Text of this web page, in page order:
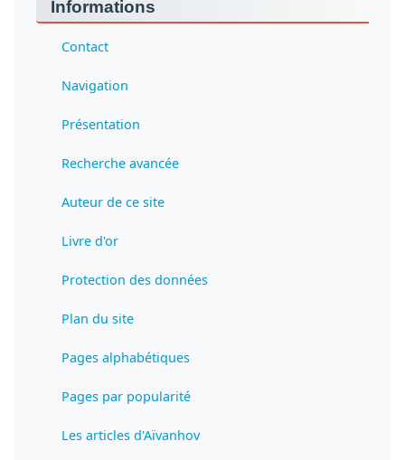
Informations
Contact
Navigation
Présentation
Recherche avancée
Auteur de ce site
Livre d'or
Protection des données
Plan du site
Pages alphabétiques
Pages par popularité
Les articles d'Aïvanhov